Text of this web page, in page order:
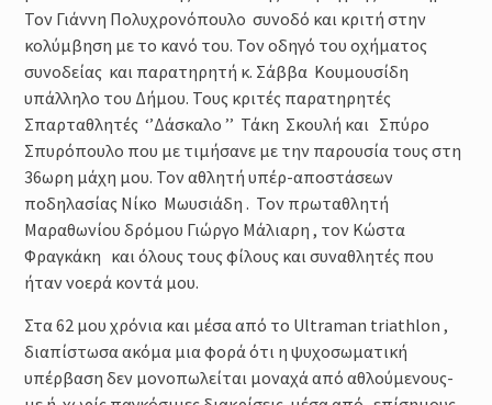
Τον Γιάννη Πολυχρονόπουλο συνοδό και κριτή στην
κολύμβηση με το κανό του. Τον οδηγό του οχήματος
συνοδείας και παρατηρητή κ. Σάββα Κουμουσίδη
υπάλληλο του Δήμου. Τους κριτές παρατηρητές
Σπαρταθλητές ‘’Δάσκαλο ’’ Τάκη Σκουλή και Σπύρο
Σπυρόπουλο που με τιμήσανε με την παρουσία τους στη
36ωρη μάχη μου. Τον αθλητή υπέρ-αποστάσεων
ποδηλασίας Νίκο Μωυσιάδη . Τον πρωταθλητή
Μαραθωνίου δρόμου Γιώργο Μάλιαρη , τον Κώστα
Φραγκάκη και όλους τους φίλους και συναθλητές που
ήταν νοερά κοντά μου.
Στα 62 μου χρόνια και μέσα από το Ultraman triathlon ,
διαπίστωσα ακόμα μια φορά ότι η ψυχοσωματική
υπέρβαση δεν μονοπωλείται μοναχά από αθλούμενους-